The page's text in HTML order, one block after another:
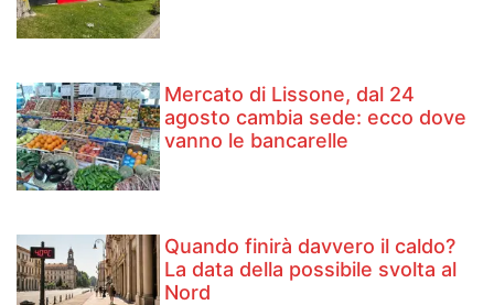
Mercato di Lissone, dal 24
agosto cambia sede: ecco dove
vanno le bancarelle
Quando finirà davvero il caldo?
La data della possibile svolta al
Nord